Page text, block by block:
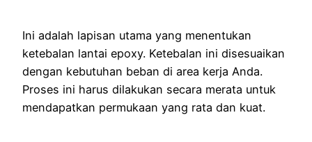
Ini adalah lapisan utama yang menentukan
ketebalan lantai epoxy. Ketebalan ini disesuaikan
dengan kebutuhan beban di area kerja Anda.
Proses ini harus dilakukan secara merata untuk
mendapatkan permukaan yang rata dan kuat.